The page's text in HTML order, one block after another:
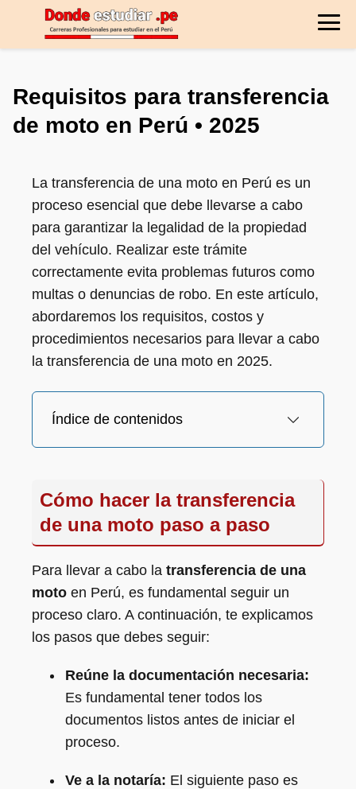
Requisitos para transferencia
de moto en Perú • 2025
La transferencia de una moto en Perú es un
proceso esencial que debe llevarse a cabo
para garantizar la legalidad de la propiedad
del vehículo. Realizar este trámite
correctamente evita problemas futuros como
multas o denuncias de robo. En este artículo,
abordaremos los requisitos, costos y
procedimientos necesarios para llevar a cabo
la transferencia de una moto en 2025.
Índice de contenidos
Cómo hacer la transferencia
de una moto paso a paso
Para llevar a cabo la transferencia de una
moto en Perú, es fundamental seguir un
proceso claro. A continuación, te explicamos
los pasos que debes seguir:
Reúne la documentación necesaria:
Es fundamental tener todos los
documentos listos antes de iniciar el
proceso.
Ve a la notaría: El siguiente paso es